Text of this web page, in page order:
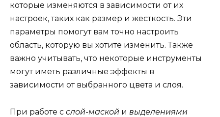
которые изменяются в зависимости от их
настроек, таких как размер и жесткость. Эти
параметры помогут вам точно настроить
область, которую вы хотите изменить. Также
важно учитывать, что некоторые инструменты
могут иметь различные эффекты в
зависимости от выбранного цвета и слоя.
При работе с слой-маской и выделениями